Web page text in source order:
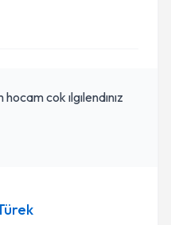
cok ılgılendınız